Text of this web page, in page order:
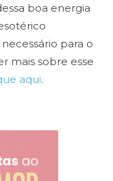
boa energia
para o
mais sobre esse
aqui.